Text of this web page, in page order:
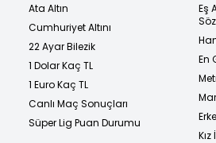
Ata Altın
Cumhuriyet Altını
22 Ayar Bilezik
1 Dolar Kaç TL
1 Euro Kaç TL
Canlı Maç Sonuçları
Süper Lig Puan Durumu
Eş
En